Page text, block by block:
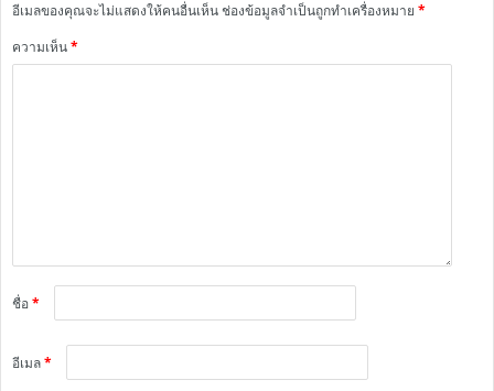
อีเมลของคุณจะไม่แสดงให้คนอื่นเห็นช่องข้อมูลจำเป็นถูกทำเครื่องหมาย *
ความเห็น*
ชื่อ*
อีเมล*